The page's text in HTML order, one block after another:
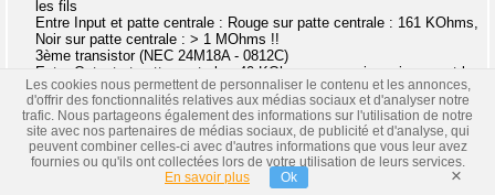
les fils
Entre Input et patte centrale : Rouge sur patte centrale : 161 KOhms,
Noir sur patte centrale : > 1 MOhms !!
3ème transistor (NEC 24M18A - 0812C)
Entre Output et patte centrale : 40 KOhms y compris en inversant les
fils
Entre Input et patte centrale : Rouge sur patte centrale : 165 KOhms,
Noir sur patte centrale : infini !!!
Sous tension mais sur table.
J'ai essayé de prendre également les tensions entre patte centrale et
In ou Out de chaque transistor, mais aucune tension nulle part, y
compris sur le 16 pattes.
Les cookies nous permettent de personnaliser le contenu et les annonces,
d'offrir des fonctionnalités relatives aux médias sociaux et d'analyser notre
trafic. Nous partageons également des informations sur l'utilisation de notre
site avec nos partenaires de médias sociaux, de publicité et d'analyse, qui
peuvent combiner celles-ci avec d'autres informations que vous leur avez
fournies ou qu'ils ont collectées lors de votre utilisation de leurs services.
En savoir plus
Ok ×